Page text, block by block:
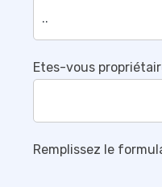
Etes-vous
Remplissez le